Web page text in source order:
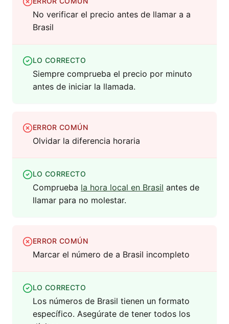
No verificar el precio antes de llamar a a
Brasil
LO CORRECTO
Siempre comprueba el precio por minuto
antes de iniciar la llamada.
ERROR COMÚN
Olvidar la diferencia horaria
LO CORRECTO
Comprueba la hora local en Brasil antes de
llamar para no molestar.
ERROR COMÚN
Marcar el número de a Brasil incompleto
LO CORRECTO
Los números de Brasil tienen un formato
específico. Asegúrate de tener todos los